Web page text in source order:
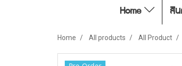
Home สิน
Home All products All Product